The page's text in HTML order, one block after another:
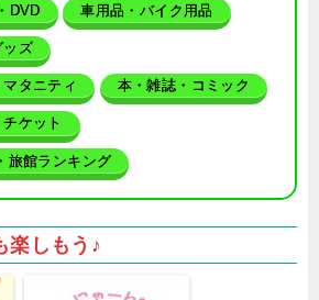
DVD 車用品・バイク用品
ッズ
タニティ 本・雑誌・コミック
ケット
旅館ランキング
楽しもう♪